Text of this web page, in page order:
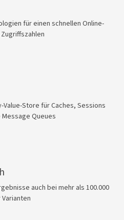
für einen schnellen Online-
Store für Caches, Sessions
Queues
auch bei mehr als 100.000